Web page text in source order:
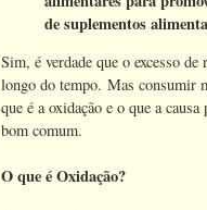
de suplementos
Sim, é verdade que o excesso
longo do tempo. Mas consumir
que é a oxidação e o que a
bom comum.
O que é Oxidação?